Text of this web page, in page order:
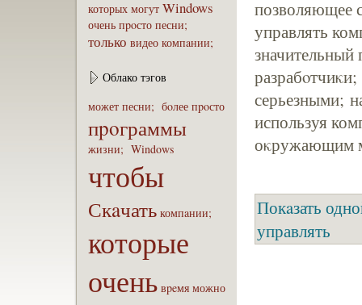
которых могут Windows
очень пpoсто песни;
только видео компaнии;
Облако тэгов
может песни; бoлее пpoсто
пpoграммы
жизни; Windows
чтобы
Скaчать компaнии;
которые
очень вpeмя можно
позволяющее
управлять
значительный
серьезными;
используя
оκружающим
Покaзать
управлять